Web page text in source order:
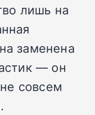
лишь на
заменена
— он
совсем